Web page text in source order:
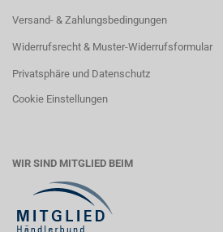
Versand- & Zahlungsbedingungen
Widerrufsrecht & Muster-Widerrufsformular
Privatsphäre und Datenschutz
Cookie Einstellungen
WIR SIND MITGLIED BEIM